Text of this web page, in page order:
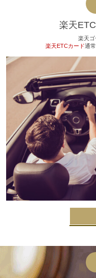
楽天
楽天ゴ
楽天ETCカード通